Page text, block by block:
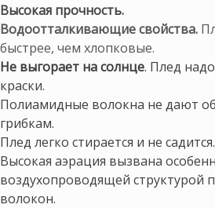
Высокая прочность.
Водоотталкивающие свойства.
быстрее, чем хлопковые.
Не выгорает на солнце. Плед
краски.
Полиамидные волокна не дают
грибкам.
Плед легко стирается и не садится.
Высокая аэрация вызвана
воздухопроводящей структурой
волокон.